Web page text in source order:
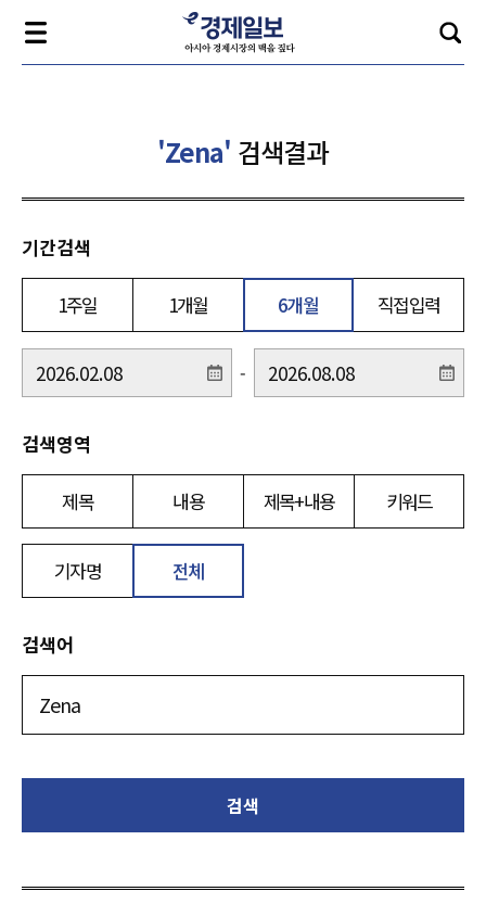
'Zena' 검색결과
기간검색
1주일 1개월 6개월 직접입력
-
검색영역
제목 내용 제목+내용 키워드
기자명 전체
검색어
검색